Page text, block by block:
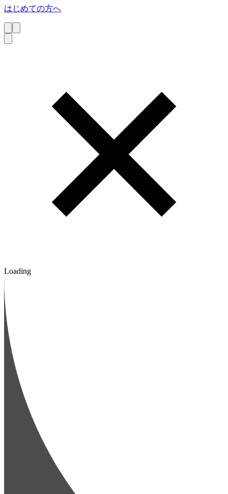
はじめての方へ
Loading